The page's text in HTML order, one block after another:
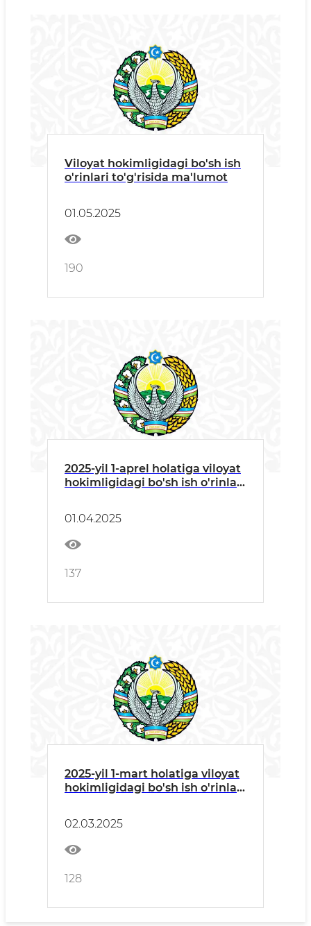
Viloyat hokimligidagi bo'sh ish
o'rinlari to'g'risida ma'lumot
01.05.2025
190
2025-yil 1-aprel holatiga viloyat
hokimligidagi bo'sh ish o'rinlari
01.04.2025
137
2025-yil 1-mart holatiga viloyat
hokimligidagi bo'sh ish o'rinlari
02.03.2025
128